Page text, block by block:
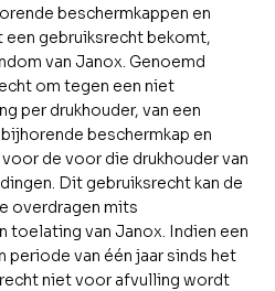
beschermkappen en
gebruiksrecht bekomt,
van Janox. Genoemd
om tegen een niet
per drukhouder, van een
beschermkap en
de voor die drukhouder van
Dit gebruiksrecht kan de
overdragen mits
toelating van Janox. Indien een
periode van één jaar sinds het
niet voor afvulling wordt